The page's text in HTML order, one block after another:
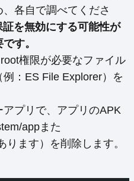
各自で調べてくださ
を無効にする可能性が
す。
権限が必要なファイル
：ES File Explorer）を
プリで、アプリのAPK
appまた
ります）を削除します。